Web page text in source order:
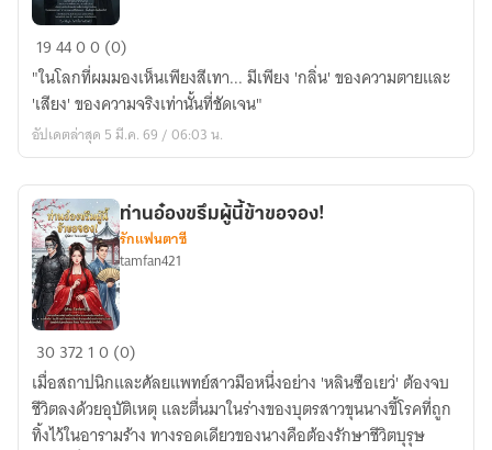
รหัส
ลับ
สีน้ำเงิน
194400 (0)
"ในโลกที่ผมมองเห็นเพียงสีเทา... มีเพียง 'กลิ่น' ของความตายและ
'เสียง' ของความจริงเท่านั้นที่ชัดเจน"
อัปเดตล่าสุด 5 มี.ค. 69 / 06:03 น.
ท่าน
อ๋อง
ขรึม
ผู้
ท่านอ๋องขรึมผู้นี้ข้าขอจอง!
รักแฟนตาซี
tamfan421
30372 10 (0)
เมื่อสถาปนิกและศัลยแพทย์สาวมือหนึ่งอย่าง 'หลินซือเยว่' ต้องจบ
ชีวิตลงด้วยอุบัติเหตุ และตื่นมาในร่างของบุตรสาวขุนนางขี้โรคที่ถูก
ทิ้งไว้ในอารามร้าง ทางรอดเดียวของนางคือต้องรักษาชีวิตบุรุษ